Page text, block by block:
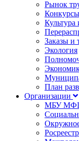
Рынок
Культура
Заказы и
Экология
План
Организации
МБУ
Росреестр